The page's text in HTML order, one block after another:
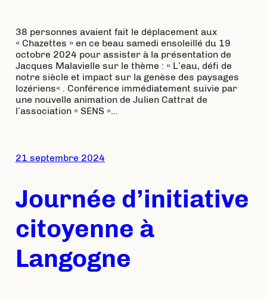
38 personnes avaient fait le déplacement aux
« Chazettes » en ce beau samedi ensoleillé du 19
octobre 2024 pour assister à la présentation de
Jacques Malavielle sur le thème : « L’eau, défi de
notre siècle et impact sur la genèse des paysages
lozériens« . Conférence immédiatement suivie par
une nouvelle animation de Julien Cattrat de
l’association « SENS »…
21 septembre 2024
Journée d’initiative
citoyenne à
Langogne